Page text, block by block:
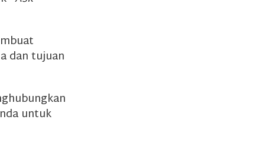
dan tujuan
untuk